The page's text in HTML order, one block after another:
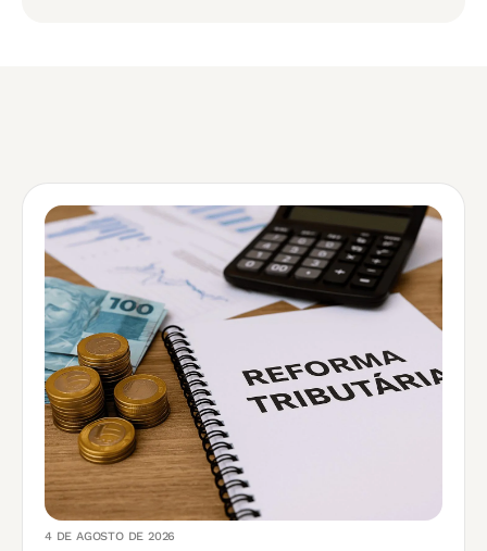
4 DE AGOSTO DE 2026